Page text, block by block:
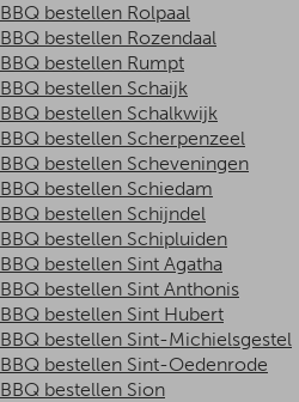
BBQ bestellen Rolpaal
BBQ bestellen Rozendaal
BBQ bestellen Rumpt
BBQ bestellen Schaijk
BBQ bestellen Schalkwijk
BBQ bestellen Scherpenzeel
BBQ bestellen Scheveningen
BBQ bestellen Schiedam
BBQ bestellen Schijndel
BBQ bestellen Schipluiden
BBQ bestellen Sint Agatha
BBQ bestellen Sint Anthonis
BBQ bestellen Sint Hubert
BBQ bestellen Sint-Michielsgestel
BBQ bestellen Sint-Oedenrode
BBQ bestellen Sion